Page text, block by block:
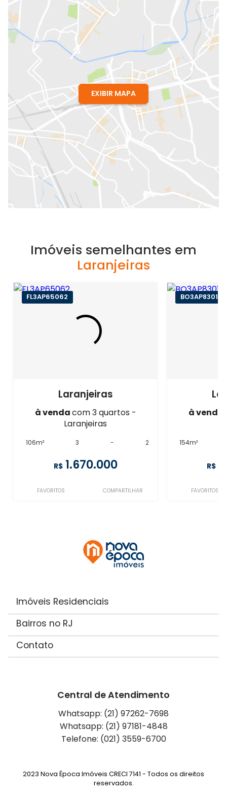
EXIBIR MAPA
Imóveis semelhantes em
Laranjeiras
FL3AP65062
Laranjeiras
à vendacom 3 quartos -
Laranjeiras
106m² 3 - 2
R$ 1.670.000
FAVORITOS COMPARTILHAR
BO3AP83011
à venda
154m²
R$
FAVORITOS
Imóveis Residenciais
Bairros no RJ
Contato
Central de Atendimento
Whatsapp: (21) 97262-7698
Whatsapp: (21) 97181-4848
Telefone: (021) 3559-6700
2023 Nova Época Imóveis CRECI 7141 - Todos os direitos
reservados.